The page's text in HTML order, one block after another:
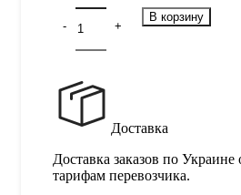
В корзину
Доставка
Доставка заказов по
тарифам перевозчика.